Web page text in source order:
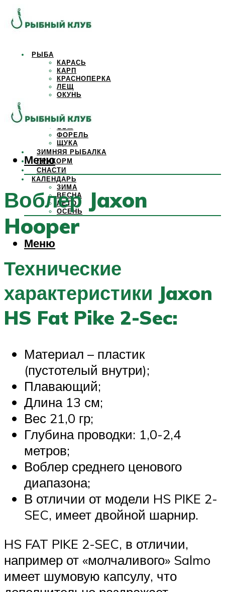
РЫБА
КАРАСЬ
КАРП
КРАСНОПЕРКА
ЛЕЩ
ОКУНЬ
САЗАН
СОМ
ФОРЕЛЬ
ЩУКА
ЗИМНЯЯ РЫБАЛКА
ПРИКОРМ
СНАСТИ
КАЛЕНДАРЬ
ЗИМА
ВЕСНА
ЛЕТО
ОСЕНЬ
Меню
Меню
Воблер Jaxon
Hooper
Технические
характеристики Jaxon
HS Fat Pike 2-Sec:
Материал – пластик
(пустотелый внутри);
Плавающий;
Длина 13 см;
Вес 21,0 гр;
Глубина проводки: 1,0-2,4
метров;
Воблер среднего ценового
диапазона;
В отличии от модели HS PIKE 2-
SEC, имеет двойной шарнир.
HS FAT PIKE 2-SEC, в отличии,
например от «молчаливого» Salmo
имеет шумовую капсулу, что